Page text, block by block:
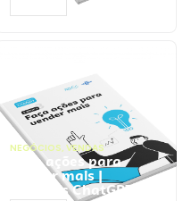
NEGÓCIOS, VENDAS
Faça ações para
vender mais |
Prompts ChatGPT